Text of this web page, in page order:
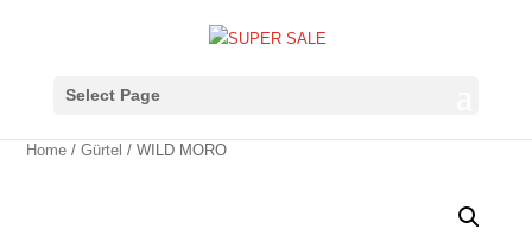
Select Page
Home / Gürtel / WILD MORO